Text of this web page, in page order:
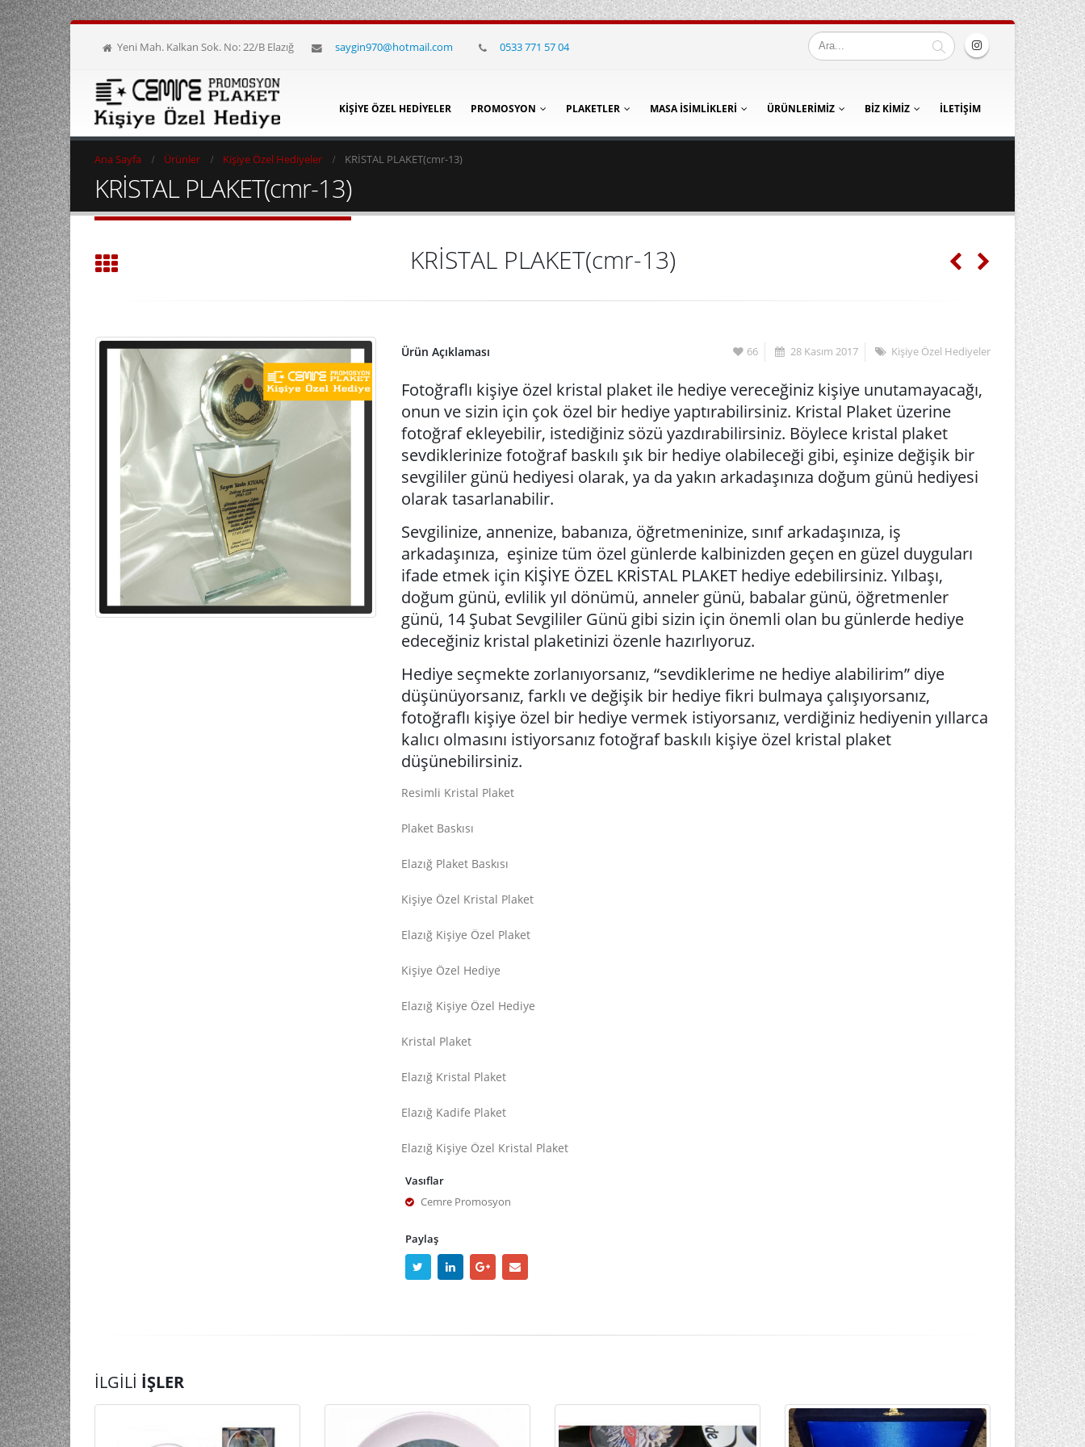
Yeni Mah. Kalkan Sok. No: 22/B Elazığ saygin970@hotmail.com 0533 771 57 04
KIŞIYE ÖZEL HEDIYELER PROMOSYON PLAKETLER MASA İSIMLIKLERI ÜRÜNLERIMIZ BIZ KIMIZ İLETIŞIM
Ana Sayfa Ürünler Kişiye Özel Hediyeler KRİSTAL PLAKET(cmr-13)
KRİSTAL PLAKET(cmr-13)
KRİSTAL PLAKET(cmr-13)
Ürün Açıklaması 66 28 Kasım 2017 Kişiye Özel Hediyeler
Fotoğraflı kişiye özel kristal plaket ile hediye vereceğiniz kişiye unutamayacağı,
onun ve sizin için çok özel bir hediye yaptırabilirsiniz. Kristal Plaket üzerine
fotoğraf ekleyebilir, istediğiniz sözü yazdırabilirsiniz. Böylece kristal plaket
sevdiklerinize fotoğraf baskılı şık bir hediye olabileceği gibi, eşinize değişik bir
sevgililer günü hediyesi olarak, ya da yakın arkadaşınıza doğum günü hediyesi
olarak tasarlanabilir.
Sevgilinize, annenize, babanıza, öğretmeninize, sınıf arkadaşınıza, iş
arkadaşınıza, eşinize tüm özel günlerde kalbinizden geçen en güzel duyguları
ifade etmek için KİŞİYE ÖZEL KRİSTAL PLAKET hediye edebilirsiniz. Yılbaşı,
doğum günü, evlilik yıl dönümü, anneler günü, babalar günü, öğretmenler
günü, 14 Şubat Sevgililer Günü gibi sizin için önemli olan bu günlerde hediye
edeceğiniz kristal plaketinizi özenle hazırlıyoruz.
Hediye seçmekte zorlanıyorsanız, “sevdiklerime ne hediye alabilirim” diye
düşünüyorsanız, farklı ve değişik bir hediye fikri bulmaya çalışıyorsanız,
fotoğraflı kişiye özel bir hediye vermek istiyorsanız, verdiğiniz hediyenin yıllarca
kalıcı olmasını istiyorsanız fotoğraf baskılı kişiye özel kristal plaket
düşünebilirsiniz.
Resimli Kristal Plaket
Plaket Baskısı
Elazığ Plaket Baskısı
Kişiye Özel Kristal Plaket
Elazığ Kişiye Özel Plaket
Kişiye Özel Hediye
Elazığ Kişiye Özel Hediye
Kristal Plaket
Elazığ Kristal Plaket
Elazığ Kadife Plaket
Elazığ Kişiye Özel Kristal Plaket
Vasıflar
Cemre Promosyon
Paylaş
İLGILI İŞLER